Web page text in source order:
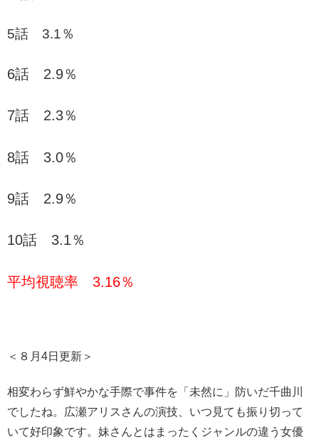
5話 3.1％
6話 2.9％
7話 2.3％
8話 3.0％
9話 2.9％
10話 3.1％
平均視聴率 3.16％
＜８月4日更新＞
相変わらず鮮やかな手際で事件を「未然に」防いだ千曲川
でしたね。広瀬アリスさんの演技、いつ見ても振り切って
いて好印象です。妹さんとはまったくジャンルの違う女優